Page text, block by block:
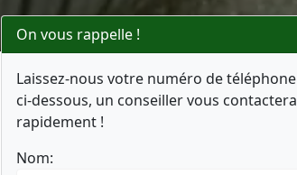
On vous rappelle !
Laissez-nous votre numéro de téléphone
ci-dessous, un conseiller vous contactera
rapidement !
Nom: